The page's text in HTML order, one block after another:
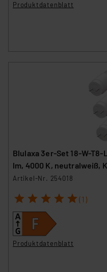
Produktdatenblatt
Blulaxa 3er-Set 18-W-T8-
lm, 4000 K, neutralweiß,
Artikel-Nr. 254018
1 2 3 4 5 (1)
Produktdatenblatt